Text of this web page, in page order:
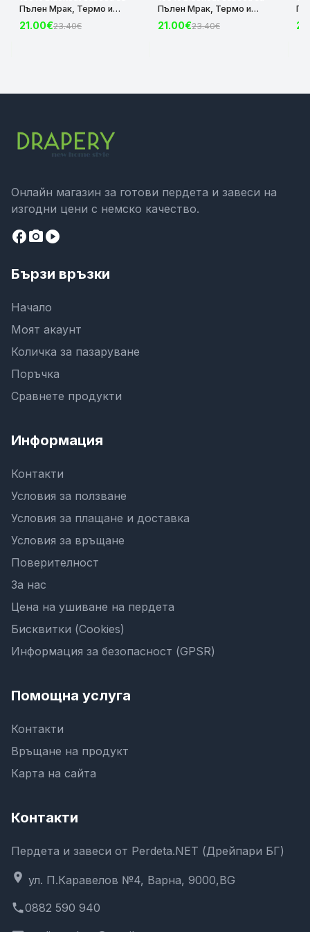
Пълен Мрак, Термо и
Шумоизолираща с коланче
цвят Крем, 175х140 и
21.00€23.40€
Пълен Мрак, Термо и
Шумоизолираща с коланче
цвят Сив, 175х140 и
21.00€23.40€
Онлайн магазин за готови пердета и завеси на
изгодни цени с немско качество.
facebookcamera_altplay_circle
Бързи връзки
Начало
Моят акаунт
Количка за пазаруване
Поръчка
Сравнете продукти
Информация
Контакти
Условия за ползване
Условия за плащане и доставка
Условия за връщане
Поверителност
За нас
Цена на ушиване на пердета
Бисквитки (Cookies)
Информация за безопасност (GPSR)
Помощна услуга
Контакти
Връщане на продукт
Карта на сайта
Контакти
Пердета и завеси от Perdeta.NET (Дрейпари БГ)
location_on ул. П.Каравелов №4, Варна, 9000,BG
phone0882 590 940